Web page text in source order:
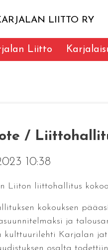
LIITTO RY
Liitto
/
10:38
Liiton liittohallitus
kokouksen
ja
kulttuurilehti Karjalan